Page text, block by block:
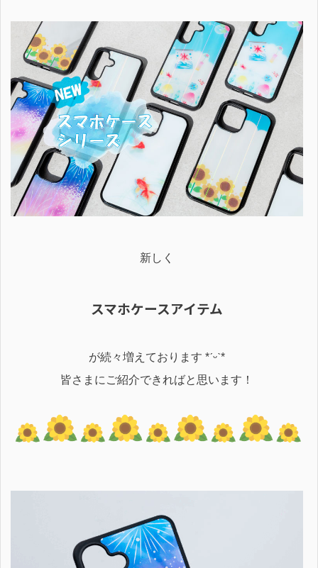
新しく
スマホケースアイテム
が続々増えております *ˊᵕˋ*
皆さまにご紹介できればと思います！